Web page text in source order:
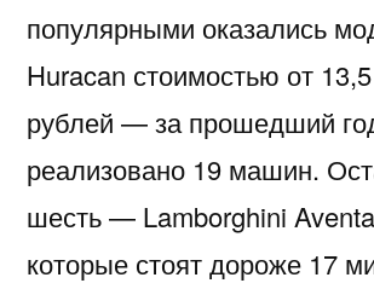
популярными оказались
Huracan стоимостью от
рублей — за прошедший
реализовано 19 машин.
шесть — Lamborghini
которые стоят дороже 17